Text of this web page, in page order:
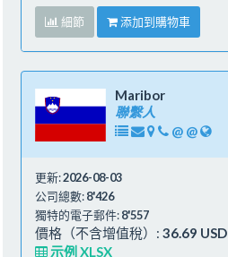
細節 添加到購物車
Maribor
聯繫人
@ @
更新:2026-08-03
公司總數:8'426
獨特的電子郵件:8'557
價格（不含增值稅）: 36.69 USD
示例 XLSX